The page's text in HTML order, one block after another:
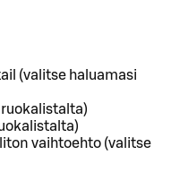
(valitse haluamasi
vaihtoehto (valitse